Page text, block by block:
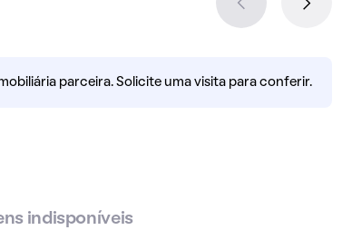
parceira. Solicite uma visita para conferir.
indisponíveis